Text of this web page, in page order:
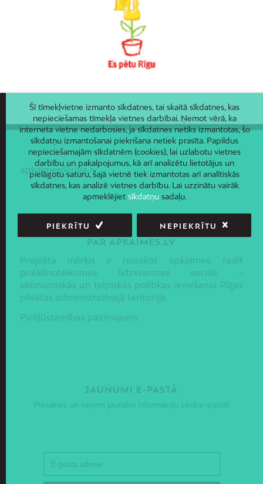
apkaimes@riga.lv
PAR APKAIMES.LV
Projekta mērķis ir nosakot apkaimes, radīt
priekšnoteikumus līdzsvarotas sociāli –
ekonomiskās un telpiskās politikas ieviešanai Rīgas
pilsētas administratīvajā teritorijā.
Piekļūstamības paziņojums
JAUNUMI E-PASTĀ
Piesakies un saņem jaunāko informāciju savā e-pastā!
Šī tīmekļvietne izmanto sīkdatnes, tai skaitā sīkdatnes, kas
nepieciešamas tīmekļa vietnes darbībai. Ņemot vērā, ka
interneta vietne nedarbosies, ja sīkdatnes netiks izmantotas, šo
sīkdatņu izmantošanai piekrišana netiek prasīta. Papildus
nepieciešamajām sīkdatnēm (cookies), lai uzlabotu vietnes
darbību un pakalpojumus, kā arī analizētu lietotājus un
pielāgotu saturu, šajā vietnē tiek izmantotas arī analītiskās
sīkdatnes, kas analizē vietnes darbību. Lai uzzinātu vairāk
apmeklējiet sīkdatņusadaļu.
PIEKRĪTU NEPIEKRĪTU